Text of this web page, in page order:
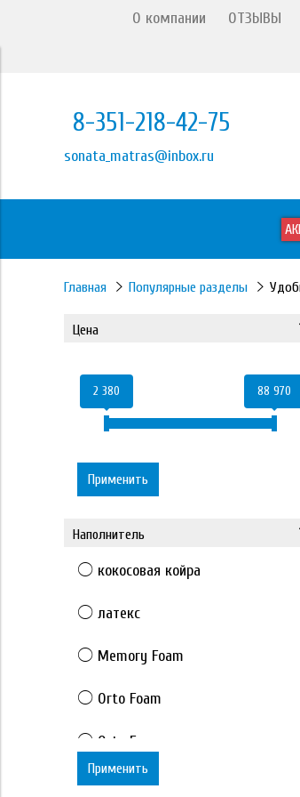
О компании ОТЗЫВЫ
8-351-218-42-75
sonata_matras@inbox.ru
Главная Популярные разделы
Цена
2 380 88 970
Применить
Наполнитель
кокосовая койра
латекс
Memory Foam
Orto Foam
Orto Foam с массажным
Применить